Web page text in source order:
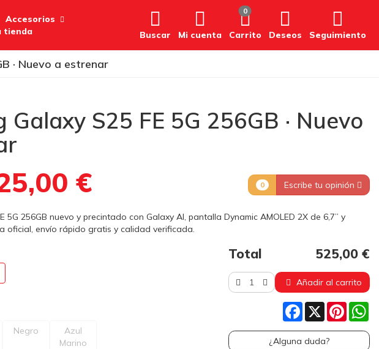
Buscar Mi cuenta Carrito
0
Deseos Seguimiento
Accesorios
tienda
· Nuevo a estrenar
Galaxy S25 FE 5G 256GB · Nuevo
€ 0 Escribe tu opinión
5G 256GB nuevo y precintado con Galaxy AI, pantalla Dynamic AMOLED 2X de 6,7” y
oficial, envío rápido gratis y calidad verificada.
Negro
Azul
Marino
Total 525,00 €
Añadir al carrito
Facebook
X
¿Alguna duda?